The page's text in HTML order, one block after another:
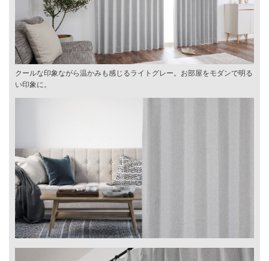
クールな印象ながら温かみも感じるライトグレー。お部屋をモダンで明る
い印象に。